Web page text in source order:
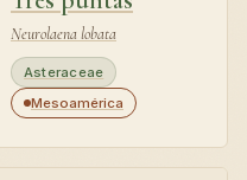
Neurolaena lobata
Asteraceae
Mesoamérica